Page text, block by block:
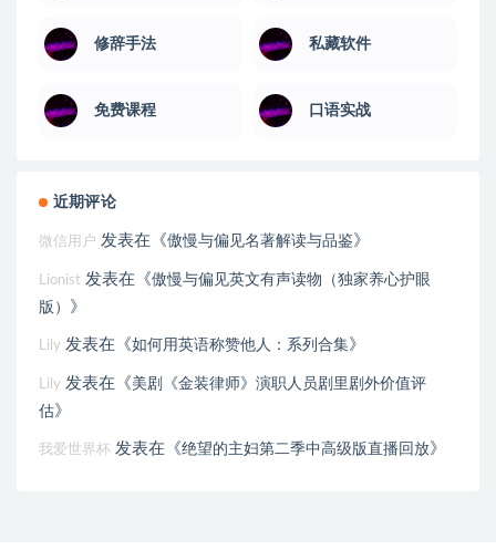
修辞手法 私藏软件
免费课程 口语实战
近期评论
微信用户 发表在《傲慢与偏见名著解读与品鉴》
Lionist 发表在《傲慢与偏见英文有声读物（独家养心护眼
版） 》
Lily 发表在《如何用英语称赞他人：系列合集》
Lily 发表在《美剧《金装律师》演职人员剧里剧外价值评
估》
我爱世界杯 发表在《绝望的主妇第二季中高级版直播回放》